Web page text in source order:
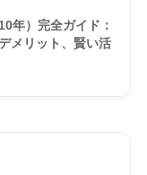
年）完全ガイド：
メリット、賢い活